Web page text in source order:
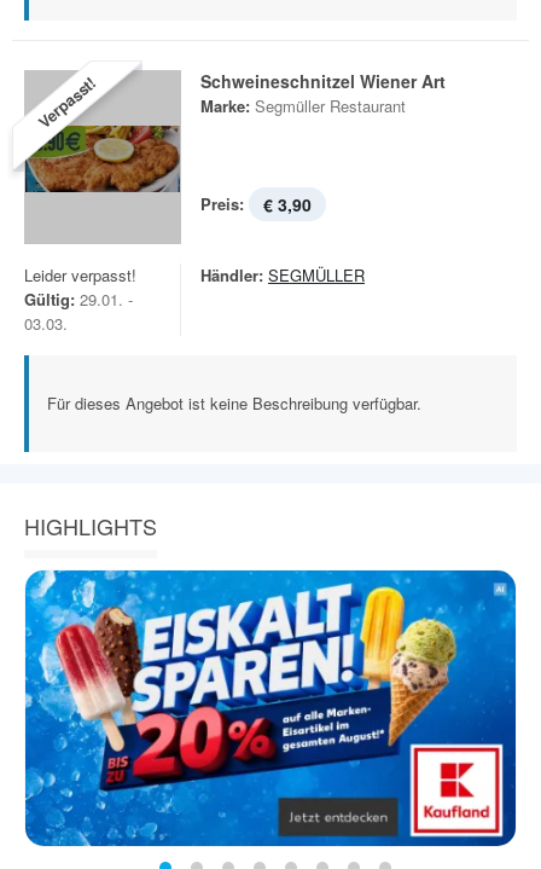
Verpasst! Schweineschnitzel Wiener Art
Marke: Segmüller Restaurant
Preis: € 3,90
Leider verpasst!
Gültig: 29.01. -
03.03.
Händler: SEGMÜLLER
Für dieses Angebot ist keine Beschreibung verfügbar.
HIGHLIGHTS